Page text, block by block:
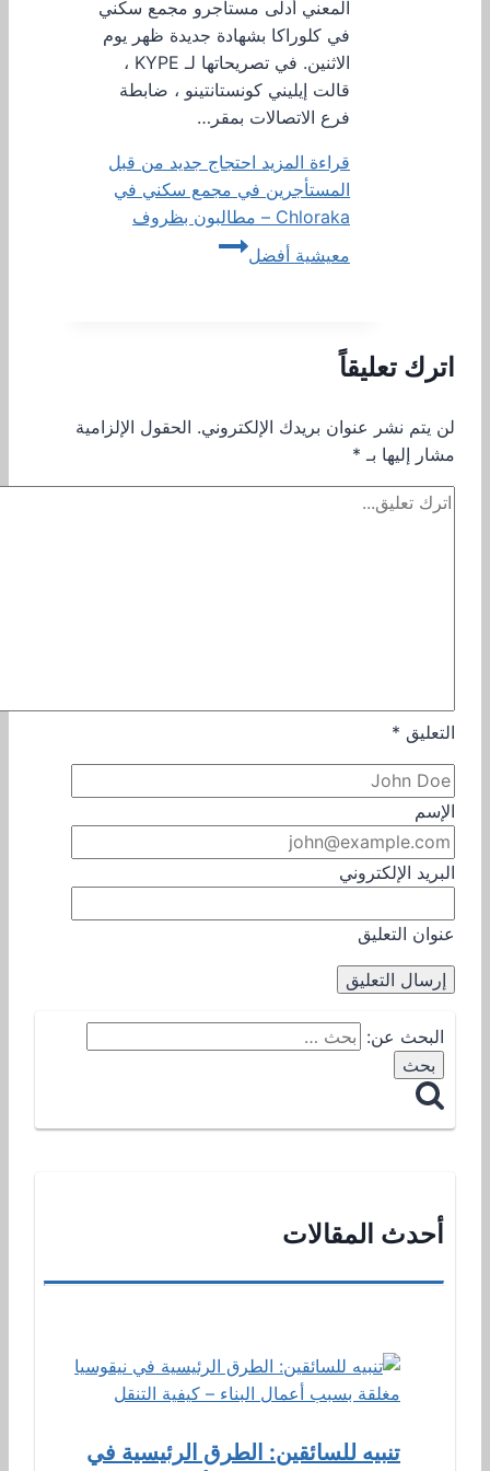
المعني أدلى مستأجرو مجمع سكني
في كلوراكا بشهادة جديدة ظهر يوم
الاثنين. في تصريحاتها لـ KYPE ،
قالت إيليني كونستانتينو ، ضابطة
فرع الاتصالات بمقر…
قراءة المزيد احتجاج جديد من قبل
المستأجرين في مجمع سكني في
Chloraka – مطالبون بظروف
معيشية أفضل
اترك تعليقاً
لن يتم نشر عنوان بريدك الإلكتروني. الحقول الإلزامية
مشار إليها بـ *
التعليق *
الإسم
البريد الإلكتروني
عنوان التعليق
البحث عن:
أحدث المقالات
تنبيه للسائقين: الطرق الرئيسية في